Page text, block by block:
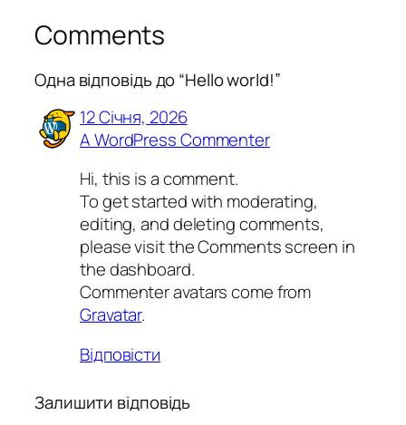
Comments
Одна відповідь до “Hello world!”
12 Січня, 2026
A WordPress Commenter
Hi, this is a comment.
To get started with moderating,
editing, and deleting comments,
please visit the Comments screen in
the dashboard.
Commenter avatars come from
Gravatar.
Відповіcти
Залишити відповідь